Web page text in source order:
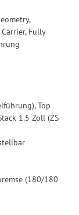
Fully
Top
1.5 Zoll (ZS
(180/180